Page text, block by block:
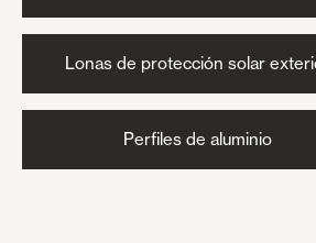
Lonas de protección solar
Perfiles de aluminio